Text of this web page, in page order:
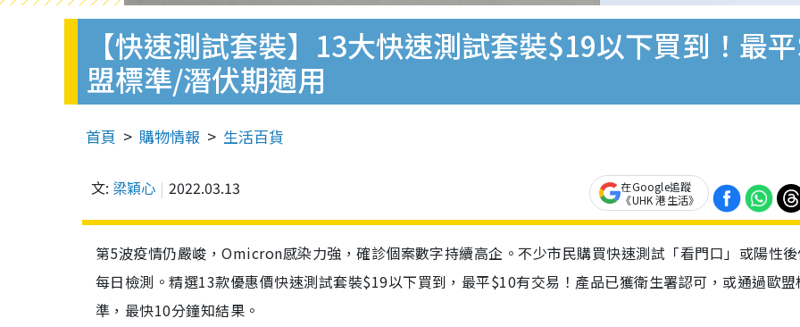
【快速測試套裝】13大快速測試套裝$19以下買到！最
盟標準/潛伏期適用
首頁 購物情報 生活百貨
文: 梁穎心 2022.03.13
在Google追蹤
《UHK 港生活》
第5波疫情仍嚴峻，Omicron感染力強，確診個案數字持續高企。不少市民購買快速測試「看門口」或陽性
每日檢測。精選13款優惠價快速測試套裝$19以下買到，最平$10有交易！產品已獲衛生署認可，或通過歐盟
準，最快10分鐘知結果。